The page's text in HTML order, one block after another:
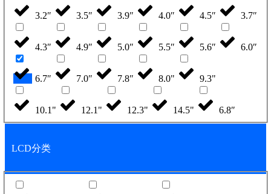
3.2″ 3.5″ 3.9″ 4.0″ 4.5″ 3.7″
4.3″ 4.9″ 5.0″ 5.5″ 5.6″ 6.0″
6.7″ 7.0″ 7.8″ 8.0" 9.3"
10.1" 12.1" 12.3" 14.5" 6.8″
LCD分类